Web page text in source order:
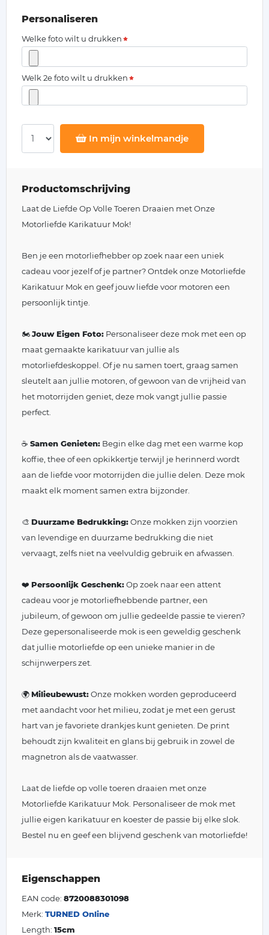
Personaliseren
Welke foto wilt u drukken
Welk 2e foto wilt u drukken
In mijn winkelmandje
Productomschrijving
Laat de Liefde Op Volle Toeren Draaien met Onze
Motorliefde Karikatuur Mok!
Ben je een motorliefhebber op zoek naar een uniek
cadeau voor jezelf of je partner? Ontdek onze Motorliefde
Karikatuur Mok en geef jouw liefde voor motoren een
persoonlijk tintje.
🏍️Jouw Eigen Foto: Personaliseer deze mok met een op
maat gemaakte karikatuur van jullie als
motorliefdeskoppel. Of je nu samen toert, graag samen
sleutelt aan jullie motoren, of gewoon van de vrijheid van
het motorrijden geniet, deze mok vangt jullie passie
perfect.
☕ Samen Genieten: Begin elke dag met een warme kop
koffie, thee of een opkikkertje terwijl je herinnerd wordt
aan de liefde voor motorrijden die jullie delen. Deze mok
maakt elk moment samen extra bijzonder.
🎨 Duurzame Bedrukking:Onze mokken zijn voorzien
van levendige en duurzame bedrukking die niet
vervaagt, zelfs niet na veelvuldig gebruik en afwassen.
❤️ Persoonlijk Geschenk:Op zoek naar een attent
cadeau voor je motorliefhebbende partner, een
jubileum, of gewoon om jullie gedeelde passie te vieren?
Deze gepersonaliseerde mok is een geweldig geschenk
dat jullie motorliefde op een unieke manier in de
schijnwerpers zet.
🌍 Milieubewust:Onze mokken worden geproduceerd
met aandacht voor het milieu, zodat je met een gerust
hart van je favoriete drankjes kunt genieten. De print
behoudt zijn kwaliteit en glans bij gebruik in zowel de
magnetron als de vaatwasser.
Laat de liefde op volle toeren draaien met onze
Motorliefde Karikatuur Mok. Personaliseer de mok met
jullie eigen karikatuur en koester de passie bij elke slok.
Bestel nu en geef een blijvend geschenk van motorliefde!
Eigenschappen
EAN code: 8720088301098
Merk: TURNED Online
Length: 15cm